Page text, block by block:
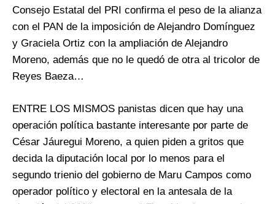
Consejo Estatal del PRI confirma el peso de la alianza
con el PAN de la imposición de Alejandro Domínguez
y Graciela Ortiz con la ampliación de Alejandro
Moreno, además que no le quedó de otra al tricolor de
Reyes Baeza…
ENTRE LOS MISMOS panistas dicen que hay una
operación política bastante interesante por parte de
César Jáuregui Moreno, a quien piden a gritos que
decida la diputación local por lo menos para el
segundo trienio del gobierno de Maru Campos como
operador político y electoral en la antesala de la